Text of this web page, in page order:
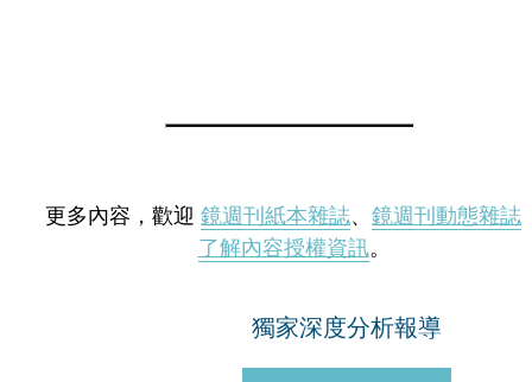
更多內容，歡迎 鏡週刊紙本雜誌、 鏡週刊動態雜誌
了解內容授權資訊。
獨家深度分析報導